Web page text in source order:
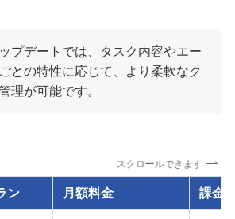
プデートでは、タスク内容やエー
との特性に応じて、より柔軟なク
理が可能です。
スクロールできます
ン 月額料金 課金